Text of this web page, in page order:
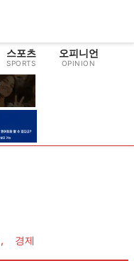
스포츠
SPORTS
오피니언
OPINION
, 경제